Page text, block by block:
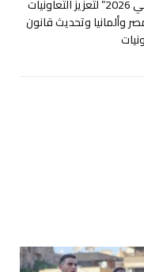
الزراعي 2026” لتعزيز التعاونيات
وألمانيا وتحديث قانون